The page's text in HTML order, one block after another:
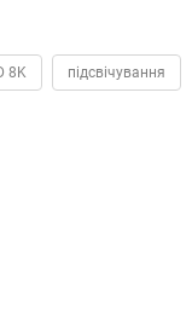
8K підсвічування